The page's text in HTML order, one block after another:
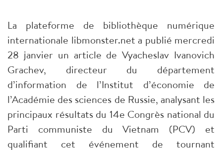
La plateforme de bibliothèque numérique
internationale libmonster.net a publié mercredi
28 janvier un article de Vyacheslav Ivanovich
Grachev, directeur du département
d’information de l’Institut d’économie de
l’Académie des sciences de Russie, analysant les
principaux résultats du 14e Congrès national du
Parti communiste du Vietnam (PCV) et
qualifiant cet événement de tournant